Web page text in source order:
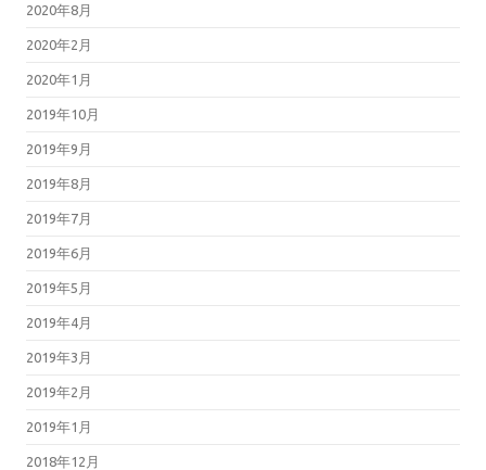
2020年8月
2020年2月
2020年1月
2019年10月
2019年9月
2019年8月
2019年7月
2019年6月
2019年5月
2019年4月
2019年3月
2019年2月
2019年1月
2018年12月